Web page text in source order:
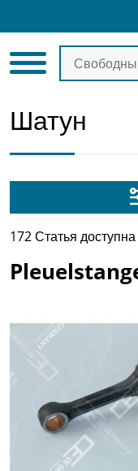
Шатун
172 Статья доступна